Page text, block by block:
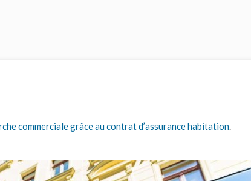
commerciale grâce au contrat d’assurance habitation.